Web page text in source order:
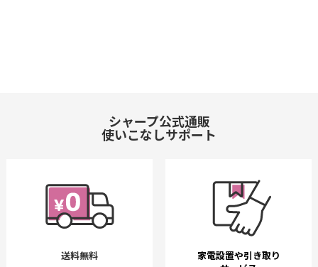
シャープ公式通販
使いこなしサポート
送料無料
家電設置や引き取り